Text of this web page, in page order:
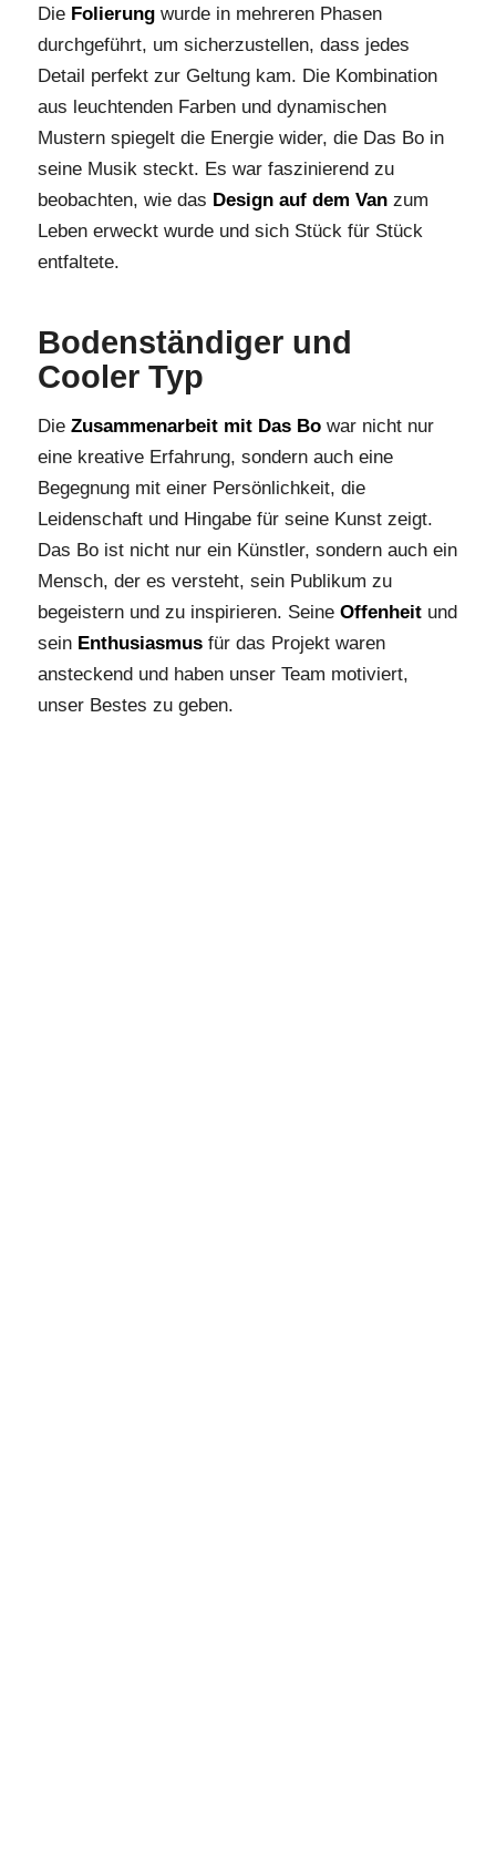
Die Folierungwurde in mehreren Phasen
durchgeführt, um sicherzustellen, dass jedes
Detail perfekt zur Geltung kam. Die Kombination
aus leuchtenden Farben und dynamischen
Mustern spiegelt die Energie wider, die Das Bo in
seine Musik steckt. Es war faszinierend zu
beobachten, wie das Design auf dem Vanzum
Leben erweckt wurde und sich Stück für Stück
entfaltete.
Bodenständiger und
Cooler Typ
Die Zusammenarbeit mit Das Bowar nicht nur
eine kreative Erfahrung, sondern auch eine
Begegnung mit einer Persönlichkeit, die
Leidenschaft und Hingabe für seine Kunst zeigt.
Das Bo ist nicht nur ein Künstler, sondern auch ein
Mensch, der es versteht, sein Publikum zu
begeistern und zu inspirieren. Seine Offenheitund
sein Enthusiasmusfür das Projekt waren
ansteckend und haben unser Team motiviert,
unser Bestes zu geben.